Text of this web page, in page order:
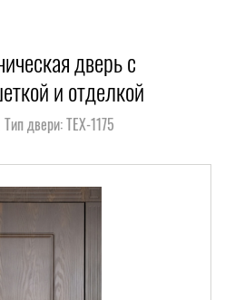
дверь с
и отделкой
Тип двери: ТЕХ-1175